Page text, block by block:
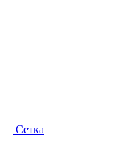
Сетка